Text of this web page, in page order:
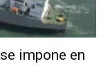
impone en